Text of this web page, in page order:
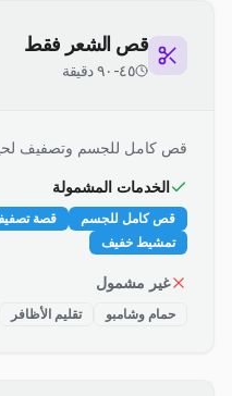
قص الشعر فقط
٤٥-٩٠ دقيقة
قص كامل للجسم وتصفيف
الخدمات المشمولة
قص كامل للجسم قصة
تمشيط خفيف
غير مشمول
حمام وشامبو تقليم الأظافر